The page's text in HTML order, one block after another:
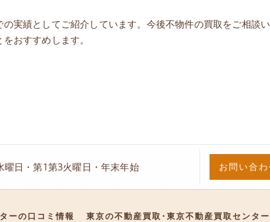
実績としてご紹介しています。今後不物件の買取をご相談
おすすめします。
日・第1第3火曜日・年末年始 お問い合
ーの口コミ情報 東京の不動産買取･東京不動産買取センタ